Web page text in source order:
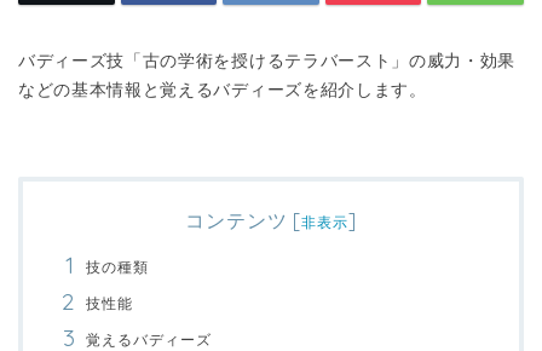
バディーズ技「古の学術を授けるテラバースト」の威力・効果
などの基本情報と覚えるバディーズを紹介します。
コンテンツ [非表示]
技の種類
技性能
覚えるバディーズ